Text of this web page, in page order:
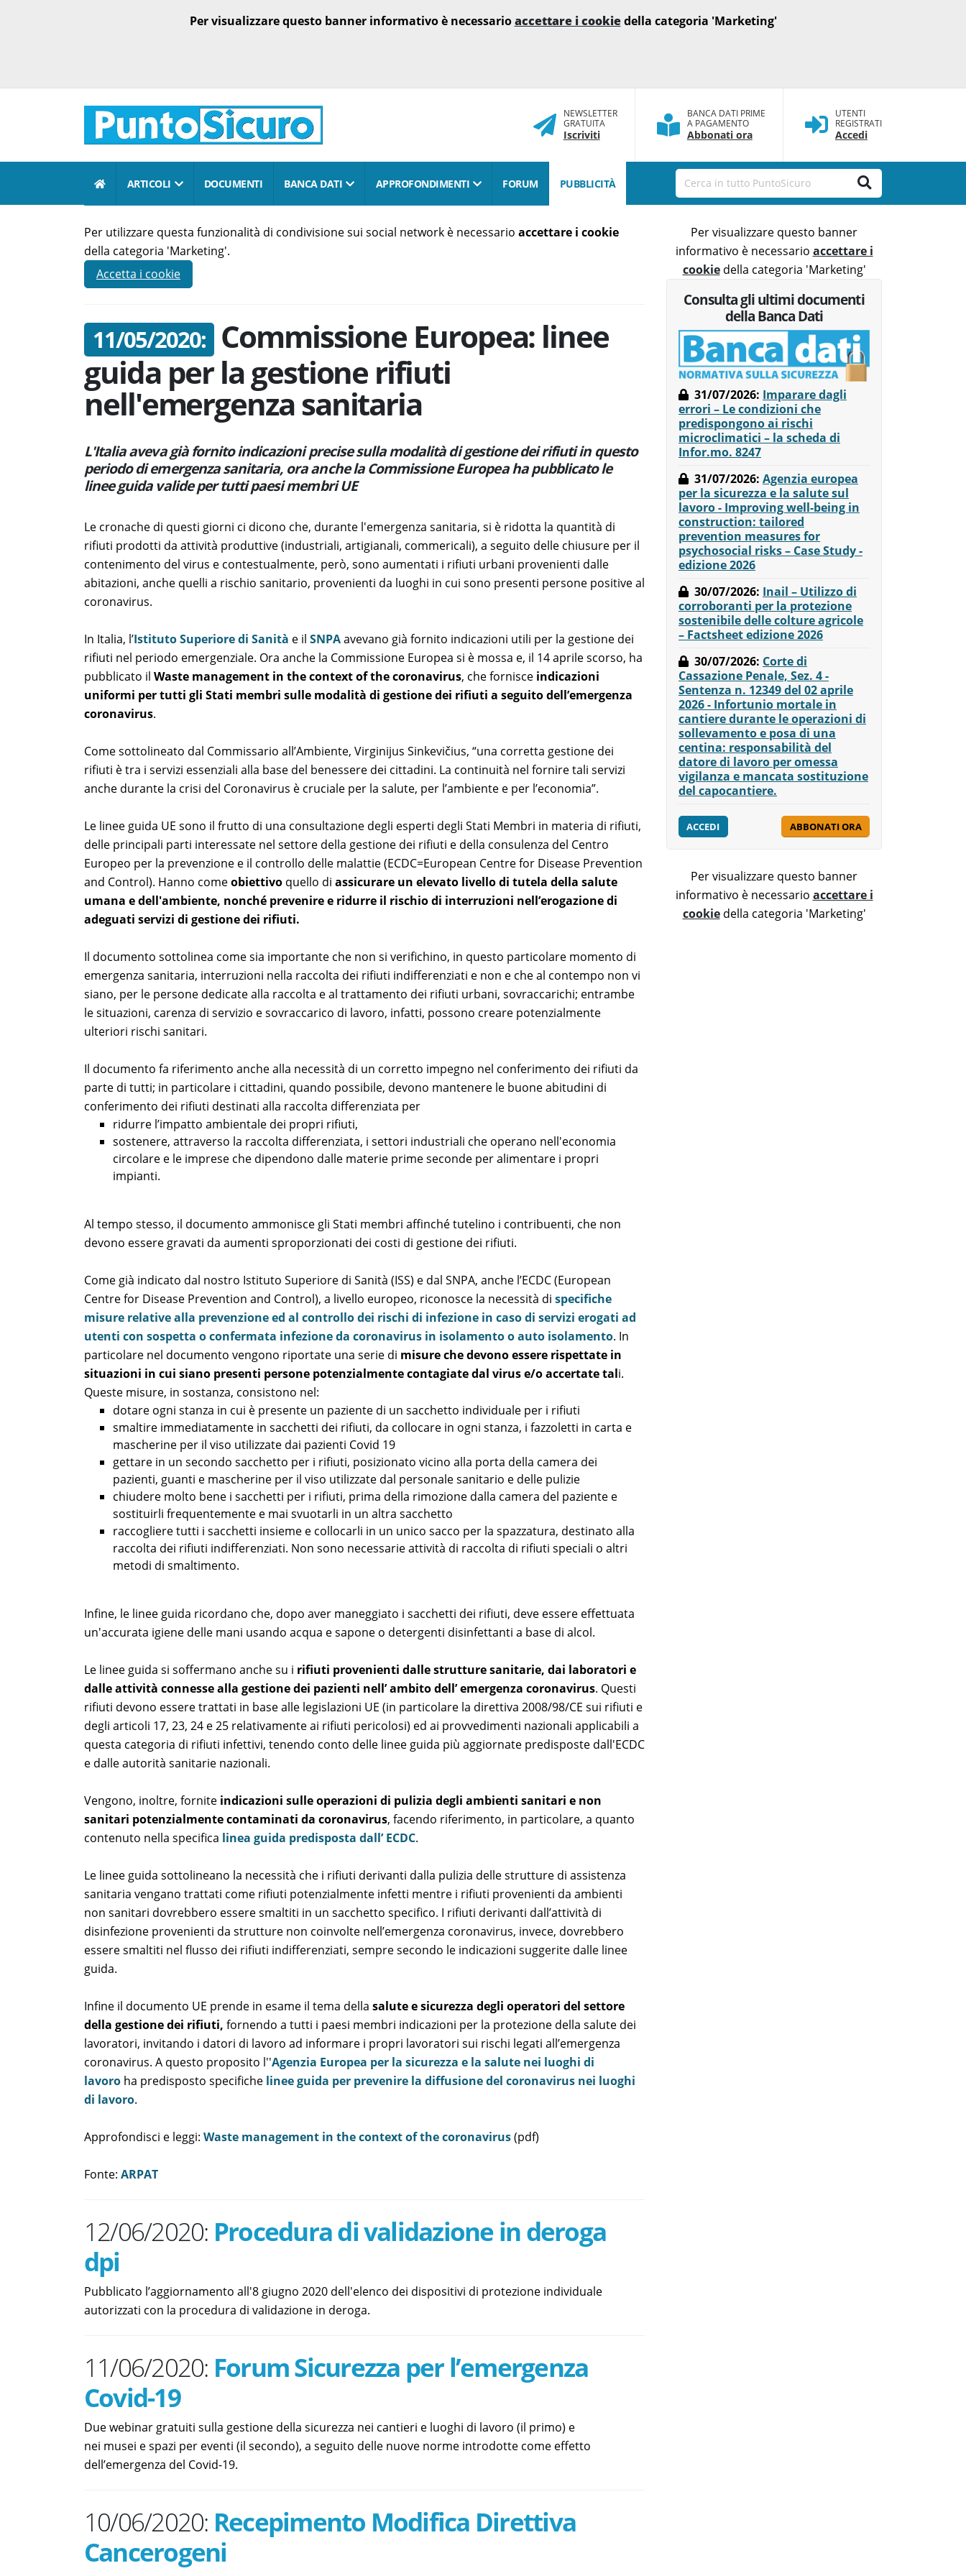
Per visualizzare questo banner informativo è necessarioaccettare i cookiedella categoria 'Marketing'
NEWSLETTER
GRATUITA
Iscriviti
BANCA DATI PRIME
A PAGAMENTO
Abbonati ora
UTENTI
REGISTRATI
Accedi
ARTICOLI DOCUMENTI BANCA DATI APPROFONDIMENTI FORUM PUBBLICITÀ
Per utilizzare questa funzionalità di condivisione sui social network è necessario accettare i cookie
della categoria 'Marketing'.
Accetta i cookie
11/05/2020: Commissione Europea: linee
guida per la gestione rifiuti
nell'emergenza sanitaria
L'Italia aveva già fornito indicazioni precise sulla modalità di gestione dei rifiuti in questo
periodo di emergenza sanitaria, ora anche la Commissione Europea ha pubblicato le
linee guida valide per tutti paesi membri UE
Le cronache di questi giorni ci dicono che, durante l'emergenza sanitaria, si è ridotta la quantità di
rifiuti prodotti da attività produttive (industriali, artigianali, commericali), a seguito delle chiusure per il
contenimento del virus e contestualmente, però, sono aumentati i rifiuti urbani provenienti dalle
abitazioni, anche quelli a rischio sanitario, provenienti da luoghi in cui sono presenti persone positive al
coronavirus.
In Italia, l’Istituto Superiore di Sanità e il SNPAavevano già fornito indicazioni utili per la gestione dei
rifiuti nel periodo emergenziale. Ora anche la Commissione Europea si è mossa e, il 14 aprile scorso, ha
pubblicato il Waste management in the context of the coronavirus, che fornisce indicazioni
uniformi per tutti gli Stati membri sulle modalità di gestione dei rifiuti a seguito dell’emergenza
coronavirus.
Come sottolineato dal Commissario all’Ambiente, Virginijus Sinkevičius, “una corretta gestione dei
rifiuti è tra i servizi essenziali alla base del benessere dei cittadini. La continuità nel fornire tali servizi
anche durante la crisi del Coronavirus è cruciale per la salute, per l’ambiente e per l’economia”.
Le linee guida UE sono il frutto di una consultazione degli esperti degli Stati Membri in materia di rifiuti,
delle principali parti interessate nel settore della gestione dei rifiuti e della consulenza del Centro
Europeo per la prevenzione e il controllo delle malattie (ECDC=European Centre for Disease Prevention
and Control). Hanno comeobiettivo quello di assicurare un elevato livello di tutela della salute
umana e dell'ambiente, nonché prevenire e ridurre il rischio di interruzioni nell’erogazione di
adeguati servizi di gestione dei rifiuti.
Il documento sottolinea come sia importante che non si verifichino, in questo particolare momento di
emergenza sanitaria, interruzioni nella raccolta dei rifiuti indifferenziati e non e che al contempo non vi
siano, per le persone dedicate alla raccolta e al trattamento dei rifiuti urbani, sovraccarichi; entrambe
le situazioni, carenza di servizio e sovraccarico di lavoro, infatti, possono creare potenzialmente
ulteriori rischi sanitari.
Il documento fa riferimento anche alla necessità di un corretto impegno nel conferimento dei rifiuti da
parte di tutti; in particolare i cittadini, quando possibile, devono mantenere le buone abitudini di
conferimento dei rifiuti destinati alla raccolta differenziata per
ridurre l’impatto ambientale dei propri rifiuti,
sostenere, attraverso la raccolta differenziata, i settori industriali che operano nell'economia
circolare e le imprese che dipendono dalle materie prime seconde per alimentare i propri
impianti.
Al tempo stesso, il documento ammonisce gli Stati membri affinché tutelino i contribuenti, che non
devono essere gravati da aumenti sproporzionati dei costi di gestione dei rifiuti.
Come già indicato dal nostro Istituto Superiore di Sanità (ISS) e dal SNPA, anche l’ECDC (European
Centre for Disease Prevention and Control), a livello europeo, riconosce la necessità di specifiche
misure relative alla prevenzione ed al controllo dei rischi di infezione in caso di servizi erogati ad
utenti con sospetta o confermata infezione da coronavirus in isolamento o auto isolamento. In
particolare nel documento vengono riportate una serie di misure che devono essere rispettate in
situazioni in cui siano presenti persone potenzialmente contagiate dal virus e/o accertate tali.
Queste misure, in sostanza, consistono nel:
dotare ogni stanza in cui è presente un paziente di un sacchetto individuale per i rifiuti
smaltire immediatamente in sacchetti dei rifiuti, da collocare in ogni stanza, i fazzoletti in carta e
mascherine per il viso utilizzate dai pazienti Covid 19
gettare in un secondo sacchetto per i rifiuti, posizionato vicino alla porta della camera dei
pazienti, guanti e mascherine per il viso utilizzate dal personale sanitario e delle pulizie
chiudere molto bene i sacchetti per i rifiuti, prima della rimozione dalla camera del paziente e
sostituirli frequentemente e mai svuotarli in un altra sacchetto
raccogliere tutti i sacchetti insieme e collocarli in un unico sacco per la spazzatura, destinato alla
raccolta dei rifiuti indifferenziati. Non sono necessarie attività di raccolta di rifiuti speciali o altri
metodi di smaltimento.
Infine, le linee guida ricordano che, dopo aver maneggiato i sacchetti dei rifiuti, deve essere effettuata
un'accurata igiene delle mani usando acqua e sapone o detergenti disinfettanti a base di alcol.
Le linee guida si soffermano anche su i rifiuti provenienti dalle strutture sanitarie, dai laboratori e
dalle attività connesse alla gestione dei pazienti nell’ ambito dell’ emergenza coronavirus. Questi
rifiuti devono essere trattati in base alle legislazioni UE (in particolare la direttiva 2008/98/CE sui rifiuti e
degli articoli 17, 23, 24 e 25 relativamente ai rifiuti pericolosi) ed ai provvedimenti nazionali applicabili a
questa categoria di rifiuti infettivi, tenendo conto delle linee guida più aggiornate predisposte dall'ECDC
e dalle autorità sanitarie nazionali.
Vengono, inoltre, fornite indicazioni sulleoperazioni di pulizia degli ambienti sanitari e non
sanitari potenzialmente contaminati da coronavirus, facendo riferimento, in particolare, a quanto
contenuto nella specifica linea guida predisposta dall’ ECDC.
Le linee guida sottolineano la necessità che i rifiuti derivanti dalla pulizia delle strutture di assistenza
sanitaria vengano trattati come rifiuti potenzialmente infetti mentre i rifiuti provenienti da ambienti
non sanitari dovrebbero essere smaltiti in un sacchetto specifico. I rifiuti derivanti dall’attività di
disinfezione provenienti da strutture non coinvolte nell’emergenza coronavirus, invece, dovrebbero
essere smaltiti nel flusso dei rifiuti indifferenziati, sempre secondo le indicazioni suggerite dalle linee
guida.
Infine il documento UE prende in esame il tema della salute e sicurezza degli operatori del settore
della gestione dei rifiuti, fornendo a tutti i paesi membri indicazioni per la protezione della salute dei
lavoratori, invitando i datori di lavoro ad informare i propri lavoratori sui rischi legati all’emergenza
coronavirus. A questo proposito l''Agenzia Europea per la sicurezza e la salute nei luoghi di
lavoro ha predisposto specifiche linee guida per prevenire la diffusione del coronavirus nei luoghi
di lavoro.
Approfondisci e leggi: Waste management in the context of the coronavirus(pdf)
Fonte: ARPAT
12/06/2020: Procedura di validazione in deroga
dpi
Pubblicato l’aggiornamento all'8 giugno 2020 dell'elenco dei dispositivi di protezione individuale
autorizzati con la procedura di validazione in deroga.
11/06/2020: Forum Sicurezza per l’emergenza
Covid-19
Due webinar gratuiti sulla gestione della sicurezza nei cantieri e luoghi di lavoro (il primo) e
nei musei e spazi per eventi (il secondo), a seguito delle nuove norme introdotte come effetto
dell’emergenza del Covid-19.
10/06/2020: Recepimento Modifica Direttiva
Cancerogeni
Per visualizzare questo banner
informativo è necessario accettare i
cookiedella categoria 'Marketing'
Consulta gli ultimi documenti
della Banca Dati
31/07/2026: Imparare dagli
errori – Le condizioni che
predispongono ai rischi
microclimatici – la scheda di
Infor.mo. 8247
31/07/2026: Agenzia europea
per la sicurezza e la salute sul
lavoro - Improving well-being in
construction: tailored
prevention measures for
psychosocial risks – Case Study -
edizione 2026
30/07/2026: Inail – Utilizzo di
corroboranti per la protezione
sostenibile delle colture agricole
– Factsheet edizione 2026
30/07/2026: Corte di
Cassazione Penale, Sez. 4 -
Sentenza n. 12349 del 02 aprile
2026 - Infortunio mortale in
cantiere durante le operazioni di
sollevamento e posa di una
centina: responsabilità del
datore di lavoro per omessa
vigilanza e mancata sostituzione
del capocantiere.
ACCEDI ABBONATI ORA
Per visualizzare questo banner
informativo è necessario accettare i
cookiedella categoria 'Marketing'